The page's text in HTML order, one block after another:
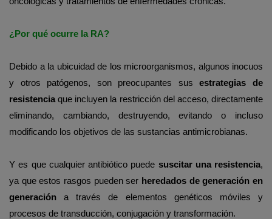
¿Por qué ocurre la RA?
Debido a la ubicuidad de los microorganismos, algunos inocuos
y otros patógenos, son preocupantes susestrategias de
resistencia que incluyen la restricción del acceso, directamente
eliminando, cambiando, destruyendo, evitando o incluso
modificando los objetivos de las sustancias antimicrobianas.
Y es que cualquier antibiótico puede suscitar una resistencia,
ya que estos rasgos pueden ser heredados de generación en
generación a través de elementos genéticos móviles y
procesos de transducción, conjugación y transformación.